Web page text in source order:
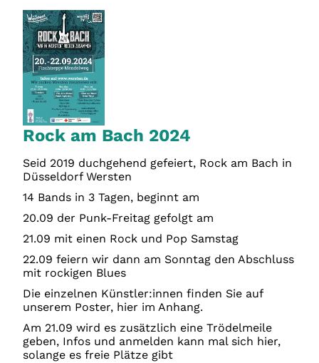
Rock am Bach 2024
Seid 2019 duchgehend gefeiert, Rock am Bach in
Düsseldorf Wersten
14 Bands in 3 Tagen, beginnt am
20.09 der Punk-Freitag gefolgt am
21.09 mit einen Rock und Pop Samstag
22.09 feiern wir dann am Sonntag den Abschluss
mit rockigen Blues
Die einzelnen Künstler:innen finden Sie auf
unserem Poster, hier im Anhang.
Am 21.09 wird es zusätzlich eine Trödelmeile
geben, Infos und anmelden kann mal sich hier,
solange es freie Plätze gibt